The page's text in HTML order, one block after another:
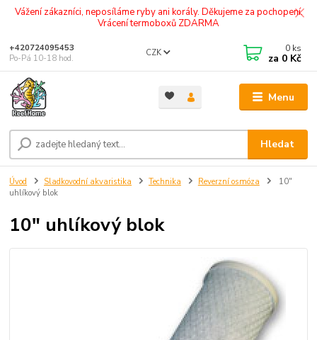
Vážení zákazníci, neposíláme ryby ani korály. Děkujeme za pochopení.
Vrácení termoboxů ZDARMA
Menu
CZK
Hledat
+420724095453
Po-Pá 10-18 hod.
0 ks
za 0 Kč
Úvod Sladkovodní akvaristika Technika Reverzní osmóza
10"
uhlíkový blok
10" uhlíkový blok